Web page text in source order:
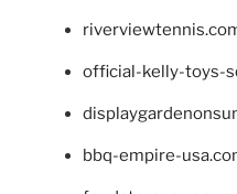
official-kelly-toys-
bbq-empire-